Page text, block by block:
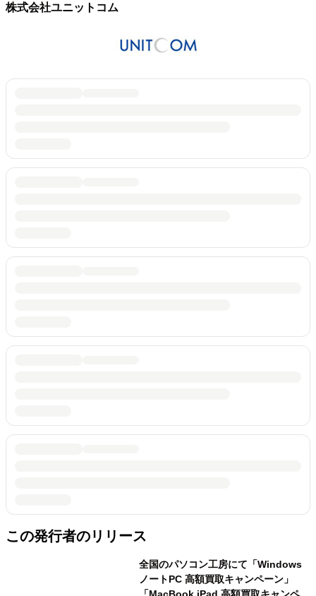
株式会社ユニットコム
この発行者のリリース
全国のパソコン工房にて「Windows
ノートPC 高額買取キャンペーン」
「MacBook iPad 高額買取キャンペー